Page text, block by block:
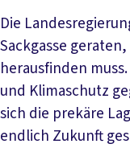
Die
Sackgasse
herausfinden
und Klimaschutz
sich die prekäre
endlich Zukunft